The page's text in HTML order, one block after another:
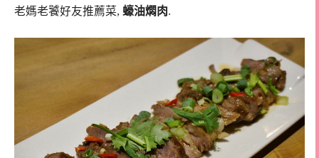
老媽老饕好友推薦菜, 蠔油燜肉.